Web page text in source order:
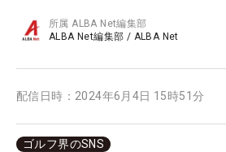
所属ALBA Net編集部
ALBA Net編集部 / ALBA Net
配信日時： 2024年6月4日 15時51分
ゴルフ界のSNS